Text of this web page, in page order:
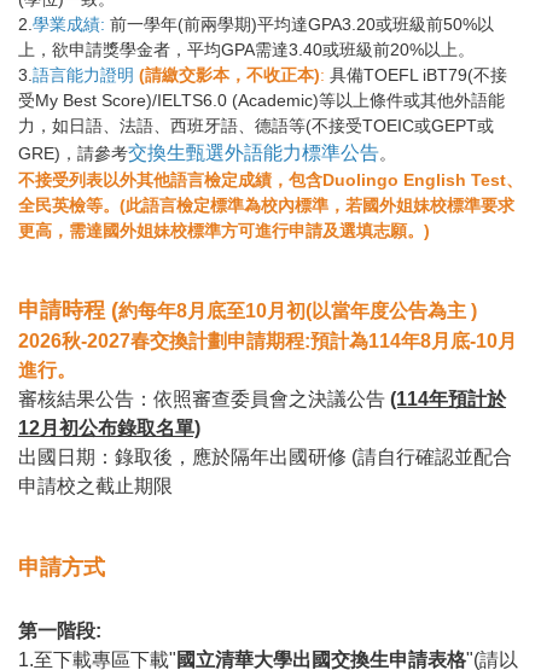
2. 學業成績: 前一學年(前兩學期)平均達GPA3.20或班級前50%以
上，欲申請獎學金者，平均GPA需達3.40或班級前20%以上。
3. 語言能力證明 (請繳交影本，不收正本): 具備TOEFL iBT79(不接
受My Best Score)/IELTS6.0 (Academic)等以上條件或其他外語能
力，如日語、法語、西班牙語、德語等(不接受TOEIC或GEPT或
GRE)，請參考交換生甄選外語能力標準公告。
不接受列表以外其他語言檢定成績，包含Duolingo English Test、
全民英檢等。(此語言檢定標準為校內標準，若國外姐妹校標準要求
更高，需達國外姐妹校標準方可進行申請及選填志願。)
申請時程 (約每年8月底至10月初(以當年度公告為主 )
2026秋-2027春交換計劃申請期程:預計為114年8月底-10月
進行。
審核結果公告：依照審查委員會之決議公告 (114年預計於
12月初公布錄取名單)
出國日期：錄取後，應於隔年出國研修 (請自行確認並配合
申請校之截止期限
申請方式
第一階段:
1.至下載專區下載" 國立清華大學出國交換生申請表格"(請以